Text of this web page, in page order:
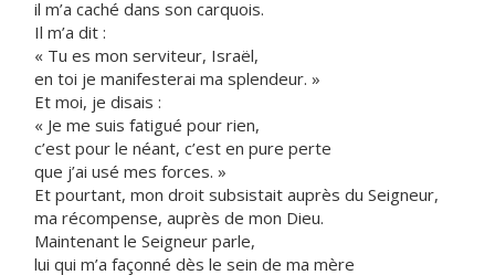
il m’a caché dans son carquois.
Il m’a dit :
« Tu es mon serviteur, Israël,
en toi je manifesterai ma splendeur. »
Et moi, je disais :
« Je me suis fatigué pour rien,
c’est pour le néant, c’est en pure perte
que j’ai usé mes forces. »
Et pourtant, mon droit subsistait auprès du Seigneur,
ma récompense, auprès de mon Dieu.
Maintenant le Seigneur parle,
lui qui m’a façonné dès le sein de ma mère